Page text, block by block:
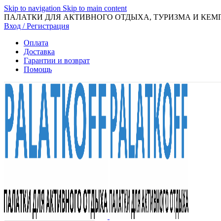
Skip to navigation Skip to main content
ПАЛАТКИ ДЛЯ АКТИВНОГО ОТДЫХА, ТУРИЗМА И
Вход / Регистрация
Оплата
Доставка
Гарантии и возврат
Помощь